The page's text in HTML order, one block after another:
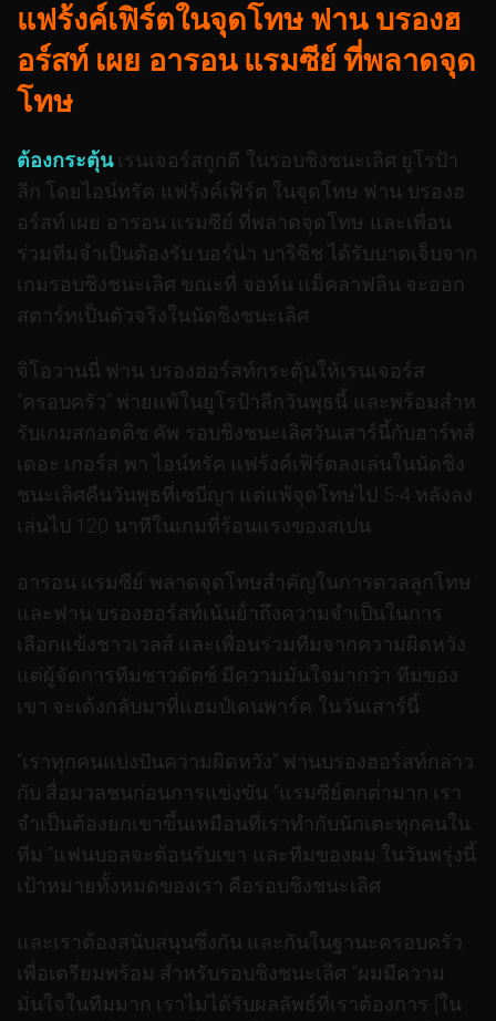
แฟร้งค์เฟิร์ตในจุดโทษ ฟาน บรองฮ
อร์สท์ เผย อารอน แรมซีย์ ที่พลาดจุด
โทษ
ต้องกระตุ้น เรนเจอร์สถูกตี ในรอบชิงชนะเลิศ ยูโรป้า
ลีก โดยไอน์ทรัค แฟร้งค์เฟิร์ต ในจุดโทษ ฟาน บรองฮ
อร์สท์ เผย อารอน แรมซีย์ ที่พลาดจุดโทษ และเพื่อน
ร่วมทีมจําเป็นต้องรับ บอร์น่า บาริซิช ได้รับบาดเจ็บจาก
เกมรอบชิงชนะเลิศ ขณะที่ จอห์น แม็คลาฟลิน จะออก
สตาร์ทเป็นตัวจริงในนัดชิงชนะเลิศ
จิโอวานนี่ ฟาน บรองฮอร์สท์กระตุ้นให้เรนเจอร์ส
“ครอบครัว” พ่ายแพ้ในยูโรป้าลีกวันพุธนี้ และพร้อมสําห
รับเกมสกอตติช คัพ รอบชิงชนะเลิศวันเสาร์นี้กับฮาร์ทส์
เดอะ เกอร์ส พา ไอน์ทรัค แฟร้งค์เฟิร์ตลงเล่นในนัดชิง
ชนะเลิศคืนวันพุธที่เซบีญา แต่แพ้จุดโทษไป 5-4 หลังลง
เล่นไป 120 นาทีในเกมที่ร้อนแรงของสเปน
อารอน แรมซีย์ พลาดจุดโทษสําคัญในการดวลลูกโทษ
และฟาน บรองฮอร์สท์เน้นย้ําถึงความจําเป็นในการ
เลือกแข้งชาวเวลส์ และเพื่อนร่วมทีมจากความผิดหวัง
แต่ผู้จัดการทีมชาวดัตช์ มีความมั่นใจมากว่า ทีมของ
เขา จะเด้งกลับมาที่แฮมป์เดนพาร์ค ในวันเสาร์นี้
“เราทุกคนแบ่งปันความผิดหวัง” ฟานบรองฮอร์สท์กล่าว
กับ สื่อมวลชนก่อนการแข่งขัน “แรมซีย์ตกต่ํามาก เรา
จําเป็นต้องยกเขาขึ้นเหมือนที่เราทํากับนักเตะทุกคนใน
ทีม “แฟนบอลจะต้อนรับเขา และทีมของผม ในวันพรุ่งนี้
เป้าหมายทั้งหมดของเรา คือรอบชิงชนะเลิศ
และเราต้องสนับสนุนซึ่งกัน และกันในฐานะครอบครัว
เพื่อเตรียมพร้อม สําหรับรอบชิงชนะเลิศ “ผมมีความ
มั่นใจในทีมมาก เราไม่ได้รับผลลัพธ์ที่เราต้องการ [ใน